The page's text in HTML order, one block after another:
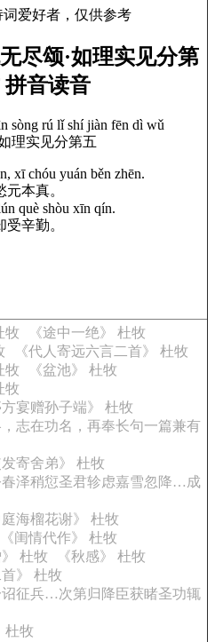
爱好者，仅供参考
尽颂·如理实见分第
音读音
sòng rú lǐ shí jiàn fēn dì wǔ
理实见分第五
xī chóu yuán běn zhēn.
本真。
què shòu xīn qín.
辛勤。
牧
《途中一绝》 杜牧
《代人寄远六言二首》 杜牧
牧
《盆池》 杜牧
牧
方宴赠孙子端》 杜牧
，志在功名，再奉长句一篇兼有
发寄舍弟》 杜牧
春泽稍愆圣君轸虑嘉雪忽降…成
庭海榴花谢》 杜牧
《闺情代作》 杜牧
》 杜牧
《秋感》 杜牧
首》 杜牧
诏征兵…次第归降臣获睹圣功辄
杜牧